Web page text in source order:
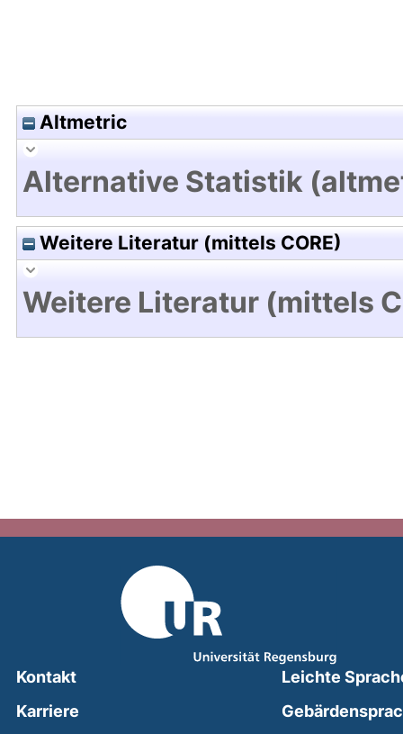
Altmetric
Alternative Statistik
Weitere Literatur (mittels CORE)
Weitere Literatur (mittels
Kontakt
Karriere
Leichte